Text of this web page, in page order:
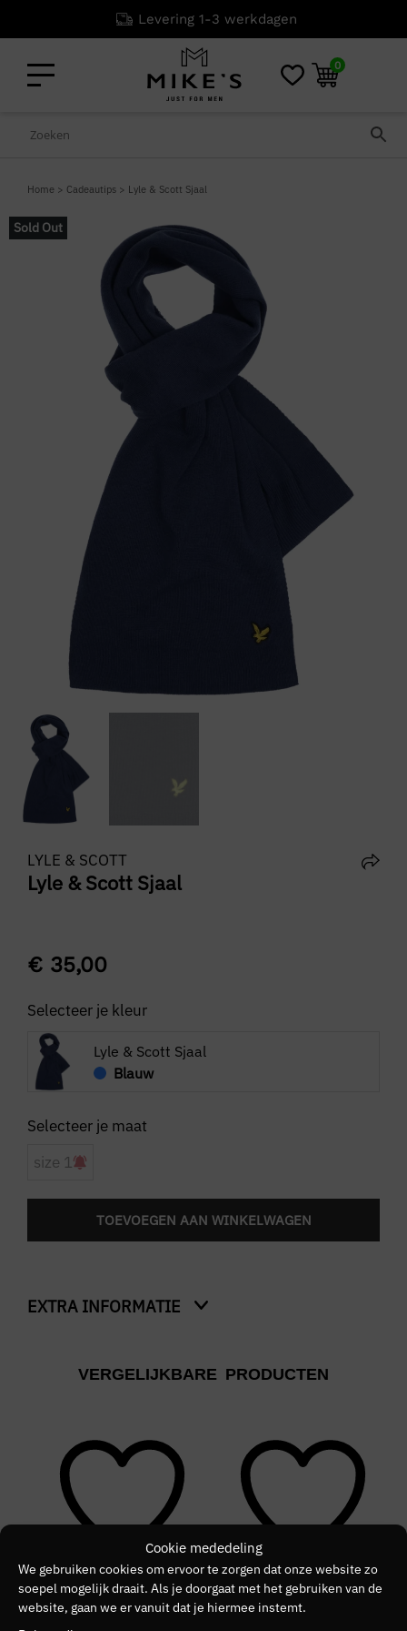
Cookie mededeling
We gebruiken cookies om ervoor te zorgen dat onze website zo
soepel mogelijk draait. Als je doorgaat met het gebruiken van de
website, gaan we er vanuit dat je hiermee instemt.
Levering 1-3 werkdagen
0
Home > Cadeautips > Lyle & Scott Sjaal
Sold Out
LYLE & SCOTT
Lyle & Scott Sjaal
€ 35,00
Selecteer je kleur
Lyle & Scott Sjaal
Blauw
size 1
TOEVOEGEN AAN WINKELWAGEN
EXTRA INFORMATIE
Blauw
LYLE & SCOTT
Kleurnummer
Z271
VERGELIJKBARE PRODUCTEN
NIEUW SALE